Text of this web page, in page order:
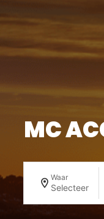
MC
Waar
Selecteer